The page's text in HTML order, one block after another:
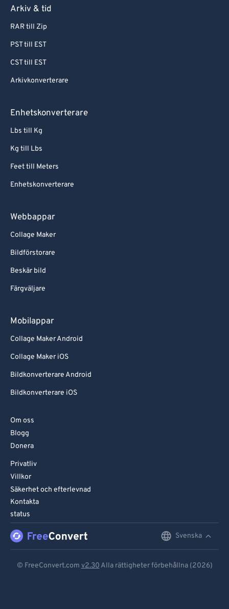
Arkiv & tid
RAR till Zip
PST till EST
CST till EST
Arkivkonverterare
Enhetskonverterare
Lbs till Kg
Kg till Lbs
Feet till Meters
Enhetskonverterare
Webbappar
Collage Maker
Bildförstorare
Beskär bild
Färgväljare
Mobilappar
Collage Maker Android
Collage Maker iOS
Bildkonverterare Android
Bildkonverterare iOS
Om oss
Blogg
Donera
Privatliv
Villkor
Säkerhet och efterlevnad
Kontakta
status
Svenska
© FreeConvert.com v2.30 Alla rättigheter förbehållna (2026)